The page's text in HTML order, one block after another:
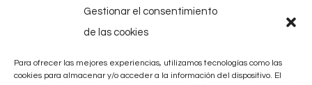
Gestionar el consentimiento
de las cookies
Para ofrecer las mejores experiencias, utilizamos tecnologías como las
cookies para almacenar y/o acceder a la información del dispositivo. El
Avda. Castilla y León, s/n
09007 Burgos